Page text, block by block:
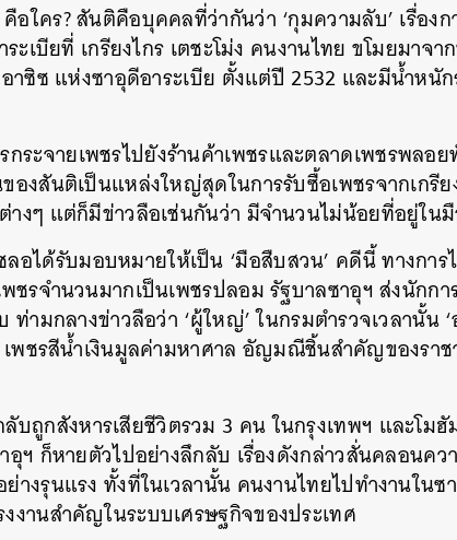
อใคร? สันติคือบุคคลที่ว่ากันว่า ‘กุมความลับ’ เรื่องก
ะเบียที่ เกรียงไกร เตชะโม่ง คนงานไทย ขโมยมาจา
ซิซ แห่งซาอุดีอาระเบีย ตั้งแต่ปี 2532 และมีน้ำหนัก
กระจายเพชรไปยังร้านค้าเพชรและตลาดเพชรพลอ
องสันติเป็นแหล่งใหญ่สุดในการรับซื้อเพชรจากเกรี
งๆ แต่ก็มีข่าวลือเช่นกันว่า มีจำนวนไม่น้อยที่อยู่ใน
อได้รับมอบหมายให้เป็น ‘มือสืบสวน’ คดีนี้ ทางการ
ชรจำนวนมากเป็นเพชรปลอม รัฐบาลซาอุฯ ส่งนักก
ามกลางข่าวลือว่า ‘ผู้ใหญ่’ ในกรมตำรวจเวลานั้น ‘
เพชรสีน้ำเงินมูลค่ามหาศาล อัญมณีชิ้นสำคัญของรา
บถูกสังหารเสียชีวิตรวม 3 คน ในกรุงเทพฯ และโม
ฯ ก็หายตัวไปอย่างลึกลับ เรื่องดังกล่าวสั่นคลอนคว
างรุนแรง ทั้งที่ในเวลานั้น คนงานไทยไปทำงานในซ
านสำคัญในระบบเศรษฐกิจของประเทศ